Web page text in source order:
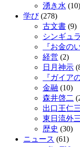
湧き水 (10)
学び(278)
古文書 (9)
シンギュ
『お金の
経営 (2)
日月神示
『ガイア
金融 (10)
森井啓二
出口王仁
東日流外
歴史 (30)
ニュース (61)